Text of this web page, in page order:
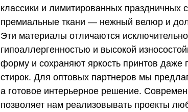
классики и лимитированных праздничных
премиальные ткани — нежный велюр и
Эти материалы отличаются
гипоаллергенностью и высокой
форму и сохраняют яркость принтов даже
стирок. Для оптовых партнеров мы
а готовое интерьерное решение.
позволяет нам реализовывать проекты